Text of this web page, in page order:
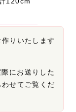
りいたします
際にお送りした
せてご覧くだ